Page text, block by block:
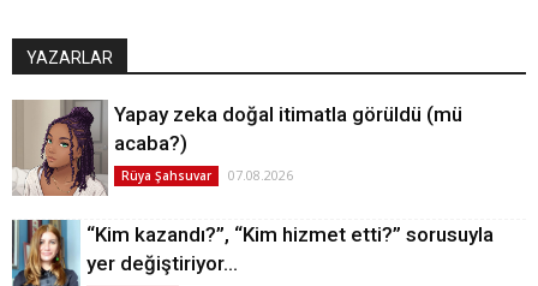
YAZARLAR
Yapay zeka doğal itimatla görüldü (mü
acaba?)
Rüya Şahsuvar 07.08.2026
“Kim kazandı?”, “Kim hizmet etti?” sorusuyla
yer değiştiriyor…